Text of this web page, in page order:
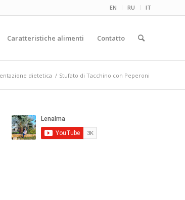
EN RU IT
Caratteristiche alimenti Contatto
dietetica / Stufato di Tacchino con Peperoni